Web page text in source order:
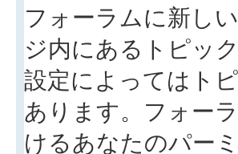
フォーラムに新し
ジ内にあるトピッ
設定によってはト
あります。フォー
けるあなたのパー